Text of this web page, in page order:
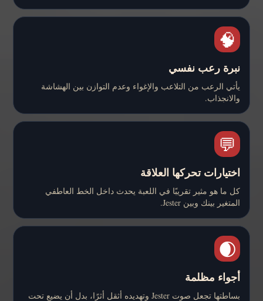
🧠
نبرة رعب نفسي
يأتي الرعب من التلاعب والإغواء وعدم التوازن بين الهشاشة
والانجذاب.
💬
اختيارات تحركها العلاقة
كل ما هو مثير تقريبًا في اللعبة يحدث داخل الخط العاطفي
المتغير بينك وبين Jester.
🌒
أجواء مظلمة
بساطتها تجعل صوت Jester وتهديده أثقل أثرًا، بدل أن يضيع تحت